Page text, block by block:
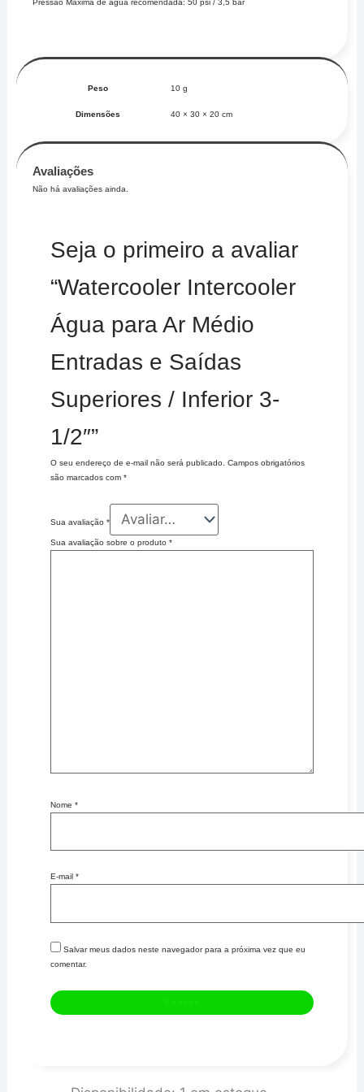
Pressão Máxima de água recomendada: 50 psi / 3,5 bar
Peso 10 g
Dimensões 40 × 30 × 20 cm
Avaliações
Não há avaliações ainda.
Seja o primeiro a avaliar
“Watercooler Intercooler
Água para Ar Médio
Entradas e Saídas
Superiores / Inferior 3-
1/2″”
O seu endereço de e-mail não será publicado.
Campos obrigatórios
são marcados com *
Sua avaliação *
Sua avaliação sobre o produto *
Nome *
E-mail *
Salvar meus dados neste navegador para a próxima vez que eu
comentar.